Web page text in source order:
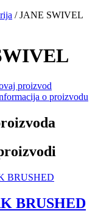
/ JANE SWIVEL
proizvod
o proizvodu
BRUSHED